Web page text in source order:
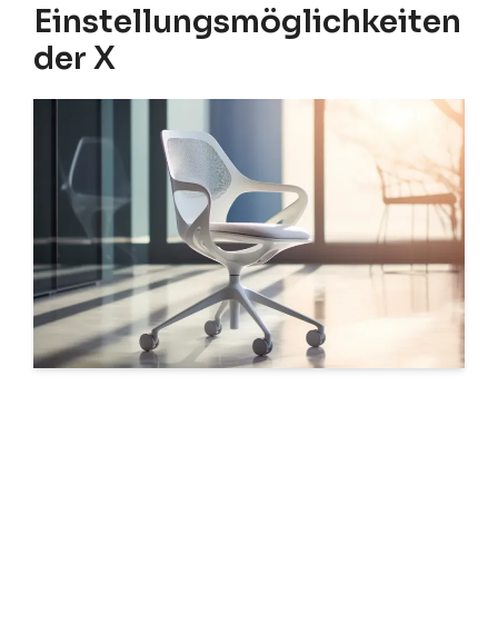
Einstellungsmöglichkeiten
der X